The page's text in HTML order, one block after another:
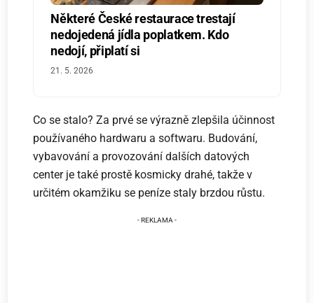
Některé České restaurace trestají
nedojedená jídla poplatkem. Kdo
nedojí, připlatí si
21. 5. 2026
Co se stalo? Za prvé se výrazně zlepšila účinnost
používaného hardwaru a softwaru. Budování,
vybavování a provozování dalších datových
center je také prostě kosmicky drahé, takže v
určitém okamžiku se peníze staly brzdou růstu.